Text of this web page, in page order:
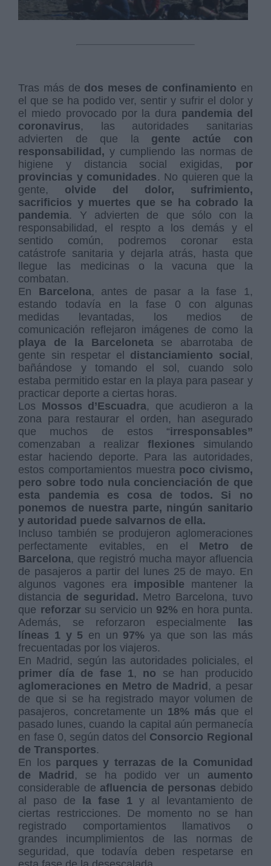
Tras más de dos meses de confinamiento en
el que se ha podido ver, sentir y sufrir el dolor y
el miedo provocado por la dura pandemia del
coronavirus, las autoridades sanitarias
advierten de que la gente actúe con
responsabilidad, y cumpliendo las normas de
higiene y distancia social exigidas, por
provincias y comunidades . No quieren que la
gente, olvide del dolor, sufrimiento,
sacrificios y muertes que se ha cobrado la
pandemia. Y advierten de que sólo con la
responsabilidad, el respto a los demás y el
sentido común, podremos coronar esta
catástrofe sanitaria y dejarla atrás, hasta que
llegue las medicinas o la vacuna que la
combatan.
En Barcelona, antes de pasar a la fase 1,
estando todavía en la fase 0 con algunas
medidas levantadas, los medios de
comunicación reflejaron imágenes de como la
playa de la Barceloneta se abarrotaba de
gente sin respetar el distanciamiento social,
bañándose y tomando el sol, cuando solo
estaba permitido estar en la playa para pasear y
practicar deporte a ciertas horas.
Los Mossos d’Escuadra, que acudieron a la
zona para restaurar el orden, han asegurado
que muchos de estos “irresponsables”
comenzaban a realizar flexiones simulando
estar haciendo deporte. Para las autoridades,
estos comportamientos muestra poco civismo,
pero sobre todo nula concienciación de que
esta pandemia es cosa de todos. Si no
ponemos de nuestra parte, ningún sanitario
y autoridad puede salvarnos de ella.
Incluso también se produjeron aglomeraciones
perfectamente evitables, en el Metro de
Barcelona, que registró mucha mayor afluencia
de pasajeros a partir del lunes 25 de mayo. En
algunos vagones era imposible mantener la
distancia de seguridad. Metro Barcelona, tuvo
que reforzar su servicio un 92% en hora punta.
Además, se reforzaron especialmente las
líneas 1 y 5 en un 97% ya que son las más
frecuentadas por los viajeros.
En Madrid, según las autoridades policiales, el
primer día de fase 1, no se han producido
aglomeraciones en Metro de Madrid, a pesar
de que si se ha registrado mayor volumen de
pasajeros, concretamente un 18% más que el
pasado lunes, cuando la capital aún permanecía
en fase 0, según datos del Consorcio Regional
de Transportes.
En los parques y terrazas de la Comunidad
de Madrid, se ha podido ver un aumento
considerable de afluencia de personas debido
al paso de la fase 1 y al levantamiento de
ciertas restricciones. De momento no se han
registrado comportamientos llamativos o
grandes incumplimientos de las normas de
seguridad, que todavía deben respetarse en